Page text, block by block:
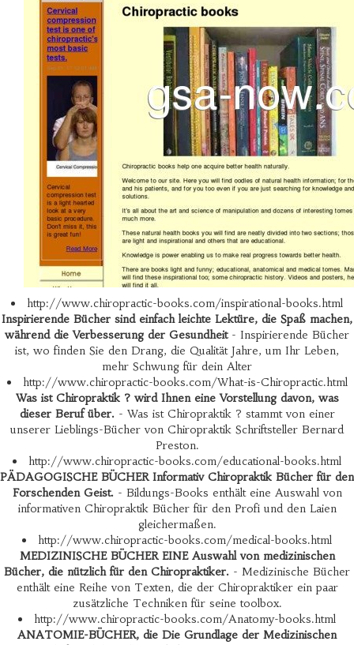
http://www.chiropractic-books.com/inspirational-books.html
Inspirierende Bücher sind einfach leichte Lektüre, die Spaß machen,
während die Verbesserung der Gesundheit- Inspirierende Bücher
ist, wo finden Sie den Drang, die Qualität Jahre, um Ihr Leben,
mehr Schwung für dein Alter
http://www.chiropractic-books.com/What-is-Chiropractic.html
Was ist Chiropraktik ? wird Ihnen eine Vorstellung davon, was
dieser Beruf über. - Was ist Chiropraktik ? stammt von einer
unserer Lieblings-Bücher von Chiropraktik Schriftsteller Bernard
Preston.
http://www.chiropractic-books.com/educational-books.html
PÄDAGOGISCHE BÜCHER Informativ Chiropraktik Bücher für den
Forschenden Geist. - Bildungs-Books enthält eine Auswahl von
informativen Chiropraktik Bücher für den Profi und den Laien
gleichermaßen.
http://www.chiropractic-books.com/medical-books.html
MEDIZINISCHE BÜCHER EINE Auswahl von medizinischen
Bücher, die nützlich für den Chiropraktiker. - Medizinische Bücher
enthält eine Reihe von Texten, die der Chiropraktiker ein paar
zusätzliche Techniken für seine toolbox.
http://www.chiropractic-books.com/Anatomy-books.html
ANATOMIE-BÜCHER, die Die Grundlage der Medizinischen